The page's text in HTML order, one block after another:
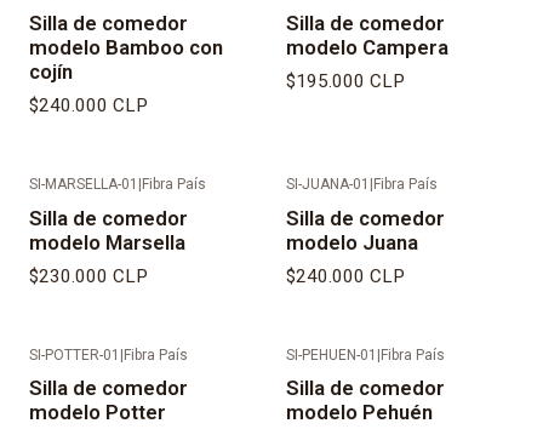
Silla de comedor
modelo Bamboo con
cojín
$240.000 CLP
Silla de comedor
modelo Campera
$195.000 CLP
SI-MARSELLA-01 Fibra País
Silla de comedor
modelo Marsella
$230.000 CLP
SI-JUANA-01 Fibra País
Silla de comedor
modelo Juana
$240.000 CLP
SI-POTTER-01 |Fibra País
Silla de comedor
modelo Potter
SI-PEHUEN-01 |Fibra País
Silla de comedor
modelo Pehuén